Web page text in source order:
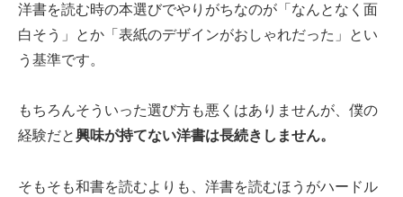
洋書を読む時の本選びでやりがちなのが「なんとなく面
白そう」とか「表紙のデザインがおしゃれだった」とい
う基準です。
もちろんそういった選び方も悪くはありませんが、僕の
経験だと興味が持てない洋書は長続きしません。
そもそも和書を読むよりも、洋書を読むほうがハードル